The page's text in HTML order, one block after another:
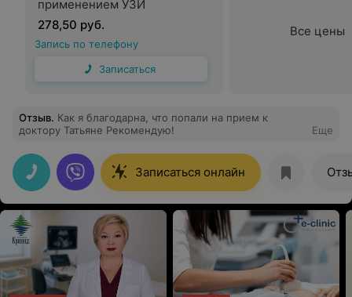
применением УЗИ
278,50 руб.
Запись по телефону
Записаться
Все цены
Отзыв. Как я благодарна, что попали на прием к
доктору Татьяне Рекомендую!
Еще
Записаться онлайн